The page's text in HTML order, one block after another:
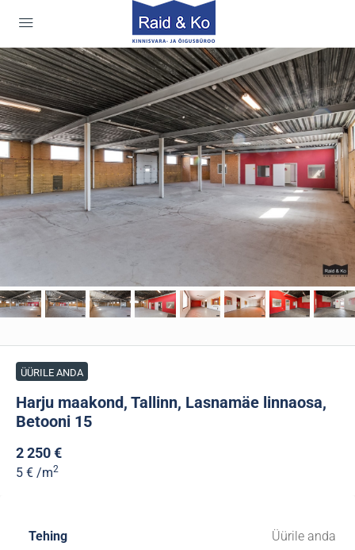
ÜÜRILE ANDA
Harju maakond, Tallinn, Lasnamäe linnaosa,
Betooni 15
2 250 €
5 € /m2
Tehing Üürile anda